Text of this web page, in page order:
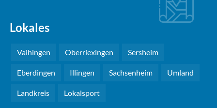
Lokales
Vaihingen Oberriexingen Sersheim
Eberdingen Illingen Sachsenheim Umland
Landkreis Lokalsport